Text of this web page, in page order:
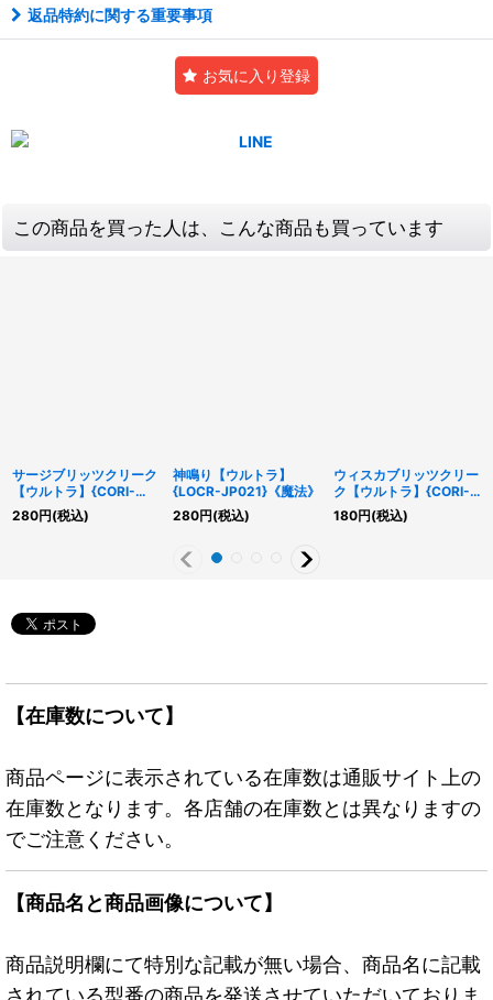
返品特約に関する重要事項
お気に入り登録
この商品を買った人は、こんな商品も買っています
サージブリッツクリーク
【ウルトラ】{CORI-
JP011}《モンスター》
280円(税込)
神鳴り【ウルトラ】
{LOCR-JP021}《魔法》
280円(税込)
ウィスカブリッツクリー
ク【ウルトラ】{CORI-
JP010}《モンスター》
180円(税込)
【在庫数について】
商品ページに表示されている在庫数は通販サイト上の
在庫数となります。各店舗の在庫数とは異なりますの
でご注意ください。
【商品名と商品画像について】
商品説明欄にて特別な記載が無い場合、商品名に記載
されている型番の商品を発送させていただいておりま